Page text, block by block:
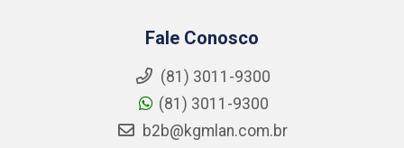
Fale Conosco
(81) 3011-9300
(81) 3011-9300
b2b@kgmlan.com.br